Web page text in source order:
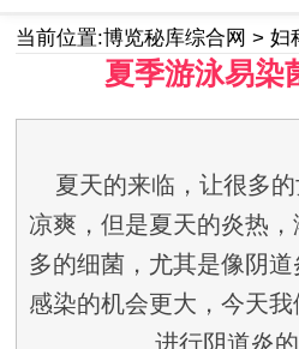
当前位置:博览秘库综合网 > 妇
夏季游泳易染
夏天的来临，让很多的
凉爽，但是夏天的炎热
多的细菌，尤其是像阴
感染的机会更大，今天
进行阴道炎